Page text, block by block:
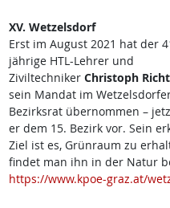
XV. Wetzelsdorf
Erst im August 2021 hat der
jährige HTL-Lehrer und
Ziviltechniker Christoph
sein Mandat im
Bezirksrat übernommen –
er dem 15. Bezirk vor. Sein
Ziel ist es, Grünraum zu
findet man ihn in der Natur
https://www.kpoe-graz.at/